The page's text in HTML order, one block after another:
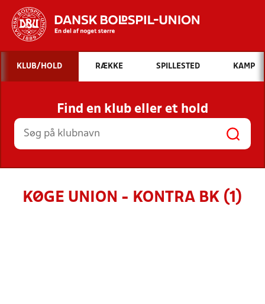
Hvad vil du søge efter?
INDHOLD OG NYHEDER
STILLINGER, RESULTATER, KLUBBER OG
HOLD
KLUB/HOLD RÆKKE SPILLESTED KAMP
Find en klub eller et hold
KØGE UNION - KONTRA BK (1)